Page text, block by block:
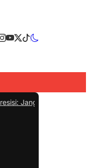
Ganggu Konsentrasi